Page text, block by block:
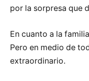
por la sorpresa que
En cuanto a la
Pero en medio de
extraordinario.